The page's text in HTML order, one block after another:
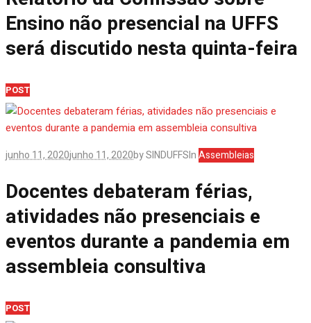
Ensino não presencial na UFFS
será discutido nesta quinta-feira
POST
junho 11, 2020junho 11, 2020bySINDUFFSInAssembleias
Docentes debateram férias,
atividades não presenciais e
eventos durante a pandemia em
assembleia consultiva
POST